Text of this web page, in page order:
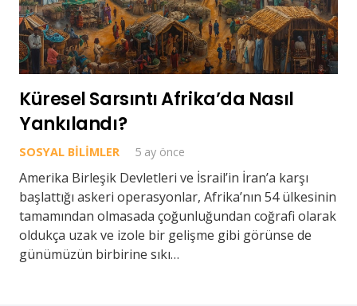
Küresel Sarsıntı Afrika’da Nasıl
Yankılandı?
SOSYAL BILIMLER 5 ay önce
Amerika Birleşik Devletleri ve İsrail’in İran’a karşı
başlattığı askeri operasyonlar, Afrika’nın 54 ülkesinin
tamamından olmasada çoğunluğundan coğrafi olarak
oldukça uzak ve izole bir gelişme gibi görünse de
günümüzün birbirine sıkı…